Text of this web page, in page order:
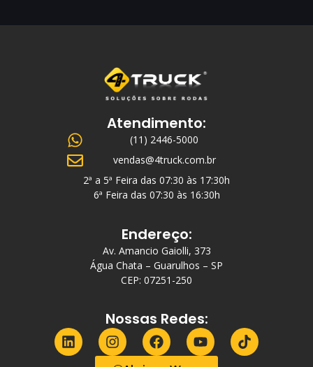
Atendimento:
(11) 2446-5000
vendas@4truck.com.br
2ª a 5ª Feira das 07:30 às 17:30h
6ª Feira das 07:30 às 16:30h
Endereço:
Av. Amancio Gaiolli, 373
Água Chata – Guarulhos – SP
CEP: 07251-250
Nossas Redes: